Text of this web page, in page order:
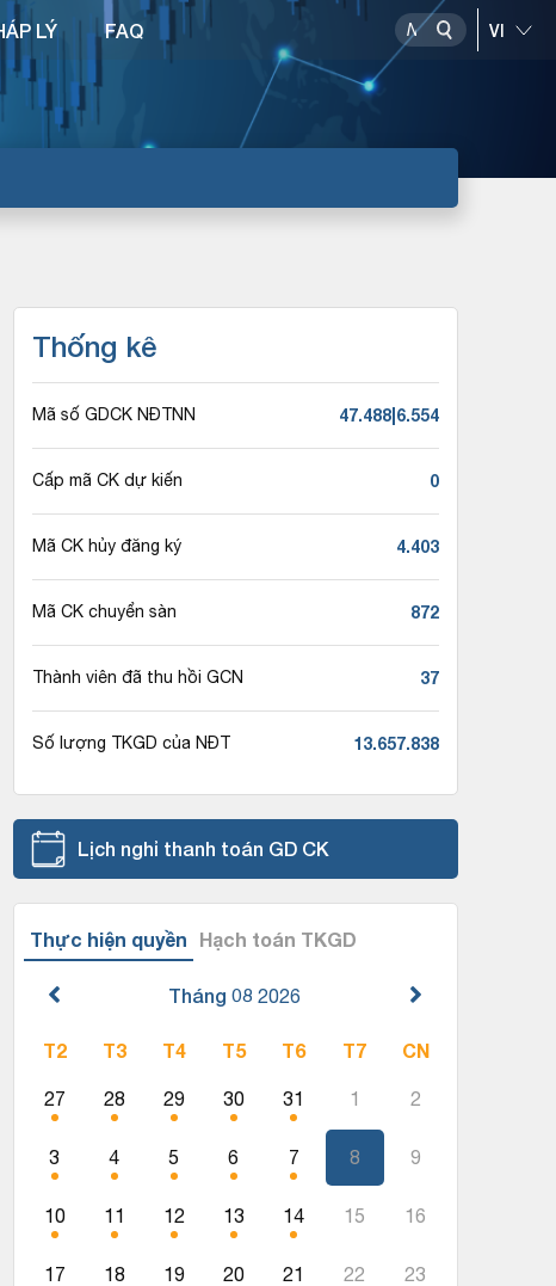
LÝ FAQ
Thống kê
Mã số GDCK NĐTNN 47.488|6.554
Cấp mã CK dự kiến 0
Mã CK hủy đăng ký 4.403
Mã CK chuyển sàn 872
Thành viên đã thu hồi GCN 37
Số lượng TKGD của NĐT 13.657.838
Lịch nghỉ thanh toán GD CK
Thực hiện quyền Hạch toán TKGD
Tháng 08 2026
T2 T3 T4 T5 T6 T7 CN
27 28 29 30 31 1 2
3 4 5 6 7 8 9
10 11 12 13 14 15 16
17 18 19 20 21 22 23